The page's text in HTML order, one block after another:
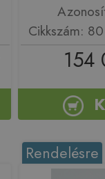
Cikkszám:
154
Rendelésre